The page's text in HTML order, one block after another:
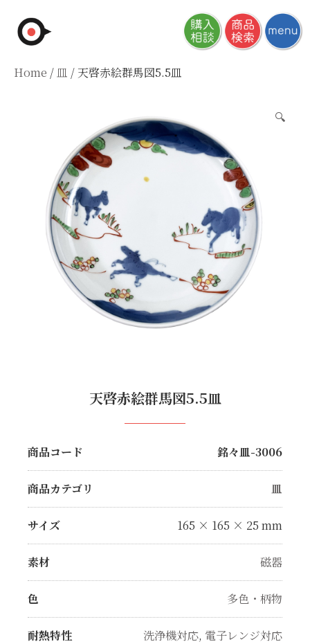
Home /皿 / 天啓赤絵群馬図5.5皿
🔍
天啓赤絵群馬図5.5皿
商品コード 銘々皿-3006
商品カテゴリ 皿
サイズ 165 × 165 × 25 mm
素材 磁器
色 多色・柄物
耐熱特性 洗浄機対応, 電子レンジ対応